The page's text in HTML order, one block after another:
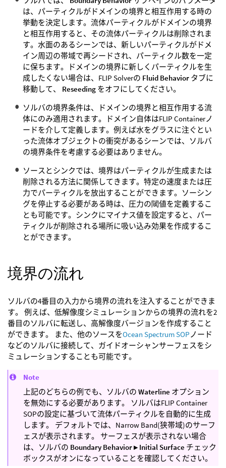
は、パーティクルがドメインの境界と相互作用する時の
挙動を決定します。流体パーティクルがドメインの境界
と相互作用すると、その流体パーティクルは削除されま
す。水面のあるシーンでは、新しいパーティクルがドメ
イン周辺の帯域で再シードされ、パーティクル数を一定
に保ちます。ドメインの境界に新しくパーティクルを生
成したくない場合は、FLIP Solverの Fluid Behavior タブに
移動して、 Reseeding をオフにしてください。
ソルバの境界条件は、ドメインの境界と相互作用する流
体にのみ適用されます。ドメイン自体はFLIP Containerノ
ードを介して定義します。例えば水をグラスに注ぐとい
った流体オブジェクトの衝突があるシーンでは、ソルバ
の境界条件を考慮する必要はありません。
ソースとシンクでは、境界はパーティクルが生成または
削除される方法に関係してきます。特定の速度または圧
力でパーティクルを放出することができます。ソーシン
グを停止する必要がある時は、圧力の閾値を定義するこ
とも可能です。シンクにマイナス値を設定すると、パー
ティクルが削除される場所に吸い込み効果を作成するこ
とができます。
境界の流れ
ソルバの4番目の入力から境界の流れを注入することができま
す。 例えば、低解像度シミュレーションからの境界の流れを2
番目のソルバに転送し、高解像度バージョンを作成すること
ができます。 また、他のソースをOcean Spectrum SOP ノード
などのソルバに接続して、ガイドオーシャンサーフェスをシ
ミュレーションすることも可能です。
Note
上記のどちらの例でも、ソルバの Waterline オプション
を無効にする必要があります。 ソルバはFLIP Container
SOPの設定に基づいて流体パーティクルを自動的に生成
します。 デフォルトでは、Narrow Band(狭帯域)のサーフ
ェスが表示されます。 サーフェスが表示されない場合
は、ソルバの Boundary Behavior ▸ Initial Surface チェック
ボックスがオンになっていることを確認してください。